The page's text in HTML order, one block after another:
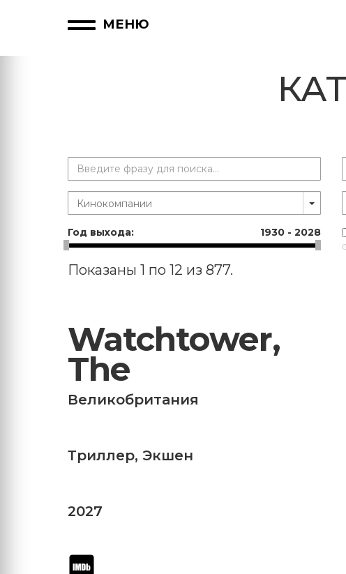
МЕНЮ
Год выхода: 1930 -2028
Показаны 1 по 12 из 877.
Watchtower,
The
Великобритания
Триллер, Экшен
2027